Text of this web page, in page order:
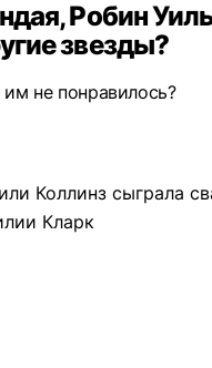
Робин
звезды?
им не понравилось?